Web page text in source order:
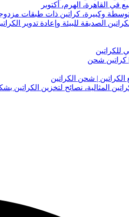
في القاهرة، الهرم، أكتوبر
وكبيرة، كراتين ذات طبقات
الصديقة للبيئة وإعادة تدوير
للكراتين
| كراتين شحن
| شحن الكراتين
المثالية، نصائح لتخزين الكراتين